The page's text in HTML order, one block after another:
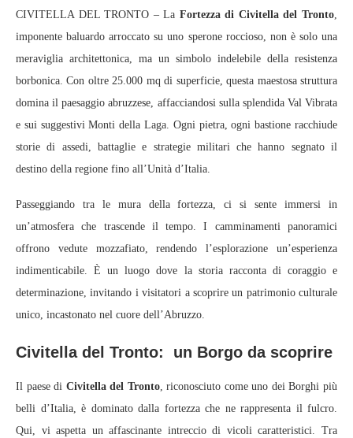
CIVITELLA DEL TRONTO – La Fortezza di Civitella del Tronto,
imponente baluardo arroccato su uno sperone roccioso, non è solo una
meraviglia architettonica, ma un simbolo indelebile della resistenza
borbonica. Con oltre 25.000 mq di superficie, questa maestosa struttura
domina il paesaggio abruzzese, affacciandosi sulla splendida Val Vibrata
e sui suggestivi Monti della Laga. Ogni pietra, ogni bastione racchiude
storie di assedi, battaglie e strategie militari che hanno segnato il
destino della regione fino all’Unità d’Italia.
Passeggiando tra le mura della fortezza, ci si sente immersi in
un’atmosfera che trascende il tempo. I camminamenti panoramici
offrono vedute mozzafiato, rendendo l’esplorazione un’esperienza
indimenticabile. È un luogo dove la storia racconta di coraggio e
determinazione, invitando i visitatori a scoprire un patrimonio culturale
unico, incastonato nel cuore dell’Abruzzo.
Civitella del Tronto: un Borgo da scoprire
Il paese di Civitella del Tronto, riconosciuto come uno dei Borghi più
belli d’Italia, è dominato dalla fortezza che ne rappresenta il fulcro.
Qui, vi aspetta un affascinante intreccio di vicoli caratteristici. Tra